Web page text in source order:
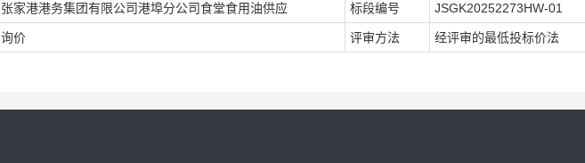
张家港港务集团有限公司港埠分公司食堂食用油供应 标段编号 JSGK20252273HW-01
询价 评审方法 经评审的最低投标价法